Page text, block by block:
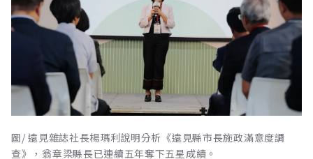
圖/ 遠見雜誌社長楊瑪利說明分析《遠見縣市長施政滿意度調
查》，翁章梁縣長已連續五年奪下五星成績。